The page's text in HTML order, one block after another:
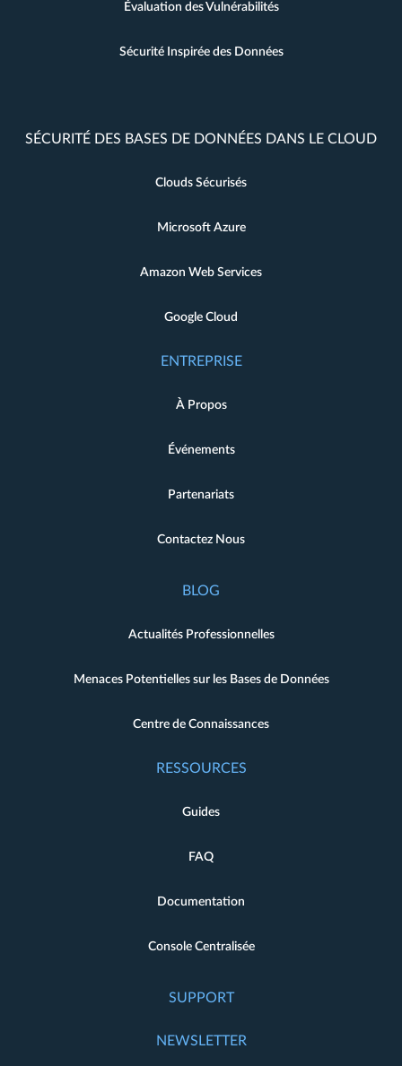
Évaluation des Vulnérabilités
Sécurité Inspirée des Données
SÉCURITÉ DES BASES DE DONNÉES DANS LE CLOUD
Clouds Sécurisés
Microsoft Azure
Amazon Web Services
Google Cloud
ENTREPRISE
À Propos
Événements
Partenariats
Contactez Nous
BLOG
Actualités Professionnelles
Menaces Potentielles sur les Bases de Données
Centre de Connaissances
RESSOURCES
Guides
FAQ
Documentation
Console Centralisée
SUPPORT
NEWSLETTER